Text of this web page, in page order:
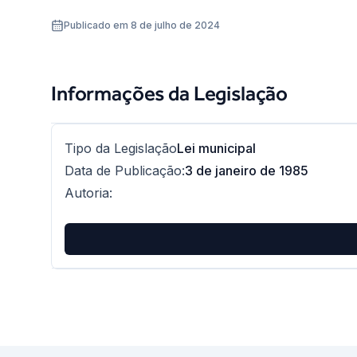
Publicado em 8 de julho de 2024
Informações da Legislação
Tipo da LegislaçãoLei municipal
Data de Publicação:3 de janeiro de 1985
Autoria: